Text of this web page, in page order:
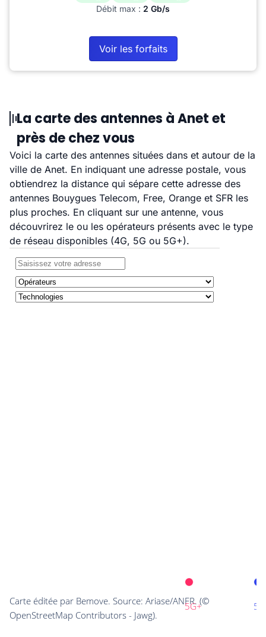
Débit max : 2 Gb/s
Voir les forfaits
La carte des antennes à Anet et
près de chez vous
Voici la carte des antennes situées dans et autour de la
ville de Anet. En indiquant une adresse postale, vous
obtiendrez la distance qui sépare cette adresse des
antennes Bouygues Telecom, Free, Orange et SFR les
plus proches. En cliquant sur une antenne, vous
découvrirez le ou les opérateurs présents avec le type
de réseau disponibles (4G, 5G ou 5G+).